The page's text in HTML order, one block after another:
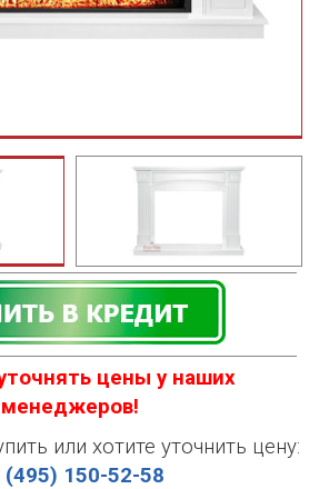
цены у наших
менеджеров!
или хотите уточнить цену:
(495) 150-52-58